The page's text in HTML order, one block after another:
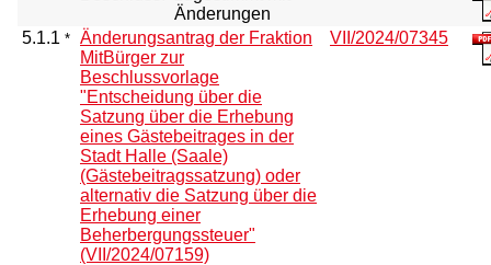
Änderungen
5.1.1 * Änderungsantrag der Fraktion
MitBürger zur
Beschlussvorlage
"Entscheidung über die
Satzung über die Erhebung
eines Gästebeitrages in der
Stadt Halle (Saale)
(Gästebeitragssatzung) oder
alternativ die Satzung über die
Erhebung einer
Beherbergungssteuer"
(VII/2024/07159)
VII/2024/07345